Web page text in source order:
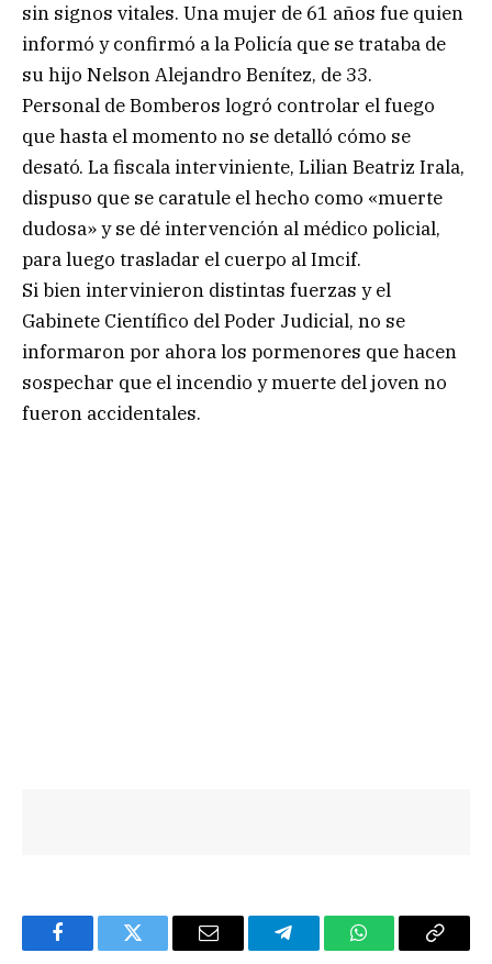
sin signos vitales. Una mujer de 61 años fue quien
informó y confirmó a la Policía que se trataba de
su hijo Nelson Alejandro Benítez, de 33.
Personal de Bomberos logró controlar el fuego
que hasta el momento no se detalló cómo se
desató. La fiscala interviniente, Lilian Beatriz Irala,
dispuso que se caratule el hecho como «muerte
dudosa» y se dé intervención al médico policial,
para luego trasladar el cuerpo al Imcif.
Si bien intervinieron distintas fuerzas y el
Gabinete Científico del Poder Judicial, no se
informaron por ahora los pormenores que hacen
sospechar que el incendio y muerte del joven no
fueron accidentales.
FacebookTwitter Email TelegramWhatsAppCopy